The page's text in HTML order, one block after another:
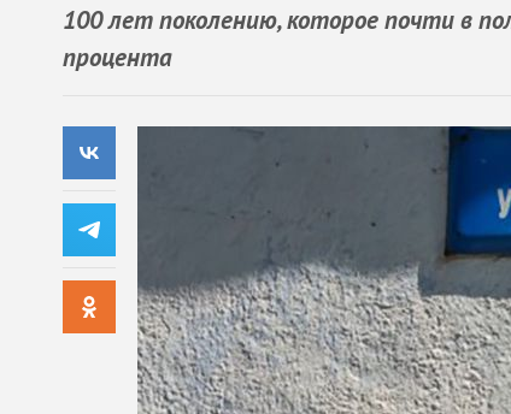
100 лет поколению, которое почти в
процента